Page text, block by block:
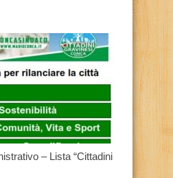
– Lista “Cittadini